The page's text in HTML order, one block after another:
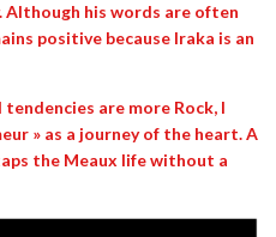
his words are often
positive because Iraka is an
tendencies are more Rock, I
» as a journey of the heart. A
the Meaux life without a